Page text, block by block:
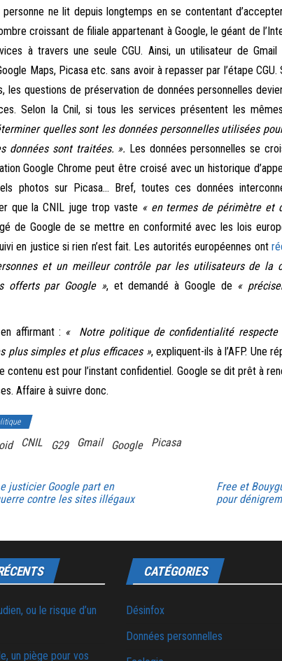
ne lit depuis longtemps en se contentant
croissant de filiale appartenant à Google, le géant de
à travers une seule CGU. Ainsi, un utilisateur de
Maps, Picasa etc. sans avoir à repasser par l’étape
les questions de préservation de données personnelles
Selon la Cnil, si tous les services présentent les
quelles sont les données personnelles utilisées
données sont traitées. ». Les données personnelles se
Google Chrome peut être croisé avec un historique
photos sur Picasa… Bref, toutes ces données
que la CNIL juge trop vaste « en termes de périmètre et
de Google de se mettre en conformité avec les lois
en justice si rien n’est fait. Les autorités européennes ont
et un meilleur contrôle par les utilisateurs de la
offerts par Google », et demandé à Google de «
affirmant : « Notre politique de confidentialité
plus simples et plus efficaces », expliquent-ils à l’AFP. Une
contenu est pour l’instant confidentiel. Google se dit prêt à
Affaire à suivre donc.
CNIL G29 Gmail Google Picasa
justicier Google part en
contre les sites illégaux
Free et
pour
ou le risque d’un
un piège pour vos
CATÉGORIES
Désinfox
Données personnelles